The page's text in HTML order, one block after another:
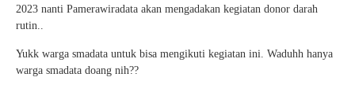
2023 nanti Pamerawiradata akan mengadakan kegiatan donor darah
rutin..
Yukk warga smadata untuk bisa mengikuti kegiatan ini. Waduhh hanya
warga smadata doang nih??